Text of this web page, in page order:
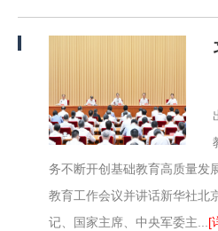
务不断开创基础教育高质量发
教育工作会议并讲话新华社北
记、国家主席、中央军委主... [